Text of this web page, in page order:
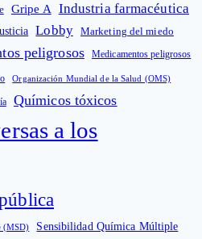
Gripe A Industria farmacéutica
Lobby Marketing del miedo
peligrosos Medicamentos peligrosos
Organización Mundial de la Salud (OMS)
Químicos tóxicos
a los
(MSD) Sensibilidad Química Múltiple